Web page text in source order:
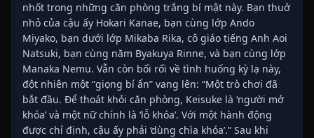
nhốt trong những căn phòng trắng bí mật này. Bạn thuở
nhỏ của cậu ấy Hokari Kanae, bạn cùng lớp Ando
Miyako, bạn dưới lớp Mikaba Rika, cô giáo tiếng Anh Aoi
Natsuki, bạn cùng năm Byakuya Rinne, và bạn cùng lớp
Manaka Nemu. Vẫn còn bối rối về tình huống kỳ lạ này,
đột nhiên một “giọng bí ẩn” vang lên: “Một trò chơi đã
bắt đầu. Để thoát khỏi căn phòng, Keisuke là ‘người mở
khóa’ và một nữ chính là ‘lỗ khóa’. Với một hành động
được chỉ định, cậu ấy phải ‘dùng chìa khóa’.” Sau khi